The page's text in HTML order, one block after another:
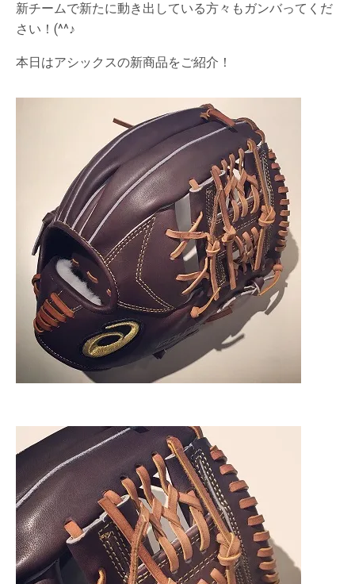
新チームで新たに動き出している方々もガンバってくだ
さい！(^^♪
本日はアシックスの新商品をご紹介！